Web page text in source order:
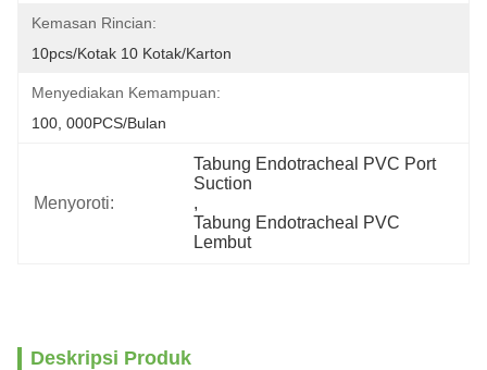
Kemasan Rincian:
10pcs/kotak 10 Kotak/karton
Menyediakan Kemampuan:
100, 000PCS/Bulan
Menyoroti:
Tabung Endotracheal PVC Port
Suction
,
Tabung Endotracheal PVC
Lembut
Deskripsi Produk